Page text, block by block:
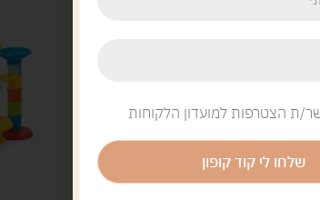
צעצועים
ת הצטרפות למועדון הלקוחות
שלחו לי קוד קופון